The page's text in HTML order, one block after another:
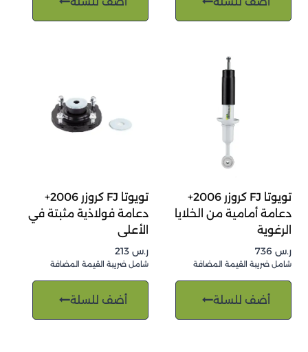
تويوتا FJ كروزر 2006+
دعامة أمامية من الخلايا
الرغوية
ر.س
شامل ضريبة القيمة المضافة
أضف للسلة
تويوتا FJ كروزر 2006+
دعامة فولاذية مثبتة في
الأعلى
ر.س
شامل ضريبة القيمة المضافة
أضف للسلة